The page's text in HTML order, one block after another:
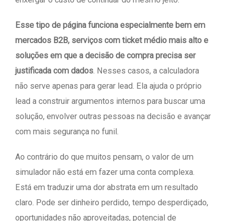
Esse tipo de página funciona especialmente bem em
mercados B2B, serviços com ticket médio mais alto e
soluções em que a decisão de compra precisa ser
justificada com dados . Nesses casos, a calculadora
não serve apenas para gerar lead. Ela ajuda o próprio
lead a construir argumentos internos para buscar uma
solução, envolver outras pessoas na decisão e avançar
com mais segurança no funil.
Ao contrário do que muitos pensam, o valor de um
simulador não está em fazer uma conta complexa.
Está em traduzir uma dor abstrata em um resultado
claro. Pode ser dinheiro perdido, tempo desperdiçado,
oportunidades não aproveitadas, potencial de